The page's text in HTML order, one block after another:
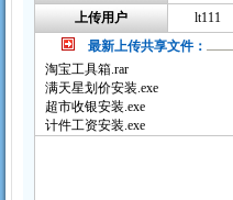
上传用户
lt111
最新上传共享文件：
淘宝工具箱.rar
满天星划价安装.exe
超市收银安装.exe
计件工资安装.exe